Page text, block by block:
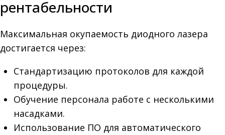
рентабельности
Максимальная окупаемость диодного лазера
достигается через:
Стандартизацию протоколов для каждой
процедуры.
Обучение персонала работе с несколькими
насадками.
Использование ПО для автоматического